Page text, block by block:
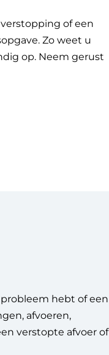
of een
Zo weet u
op. Neem gerust
hebt of een
afvoeren,
verstopte afvoer of